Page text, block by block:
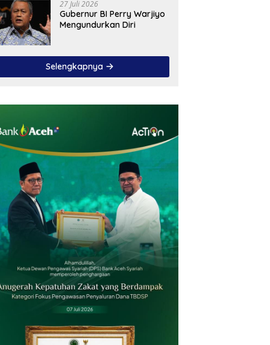
27 Juli 2026
Gubernur BI Perry Warjiyo
Mengundurkan Diri
Selengkapnya